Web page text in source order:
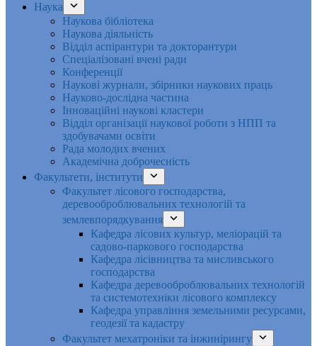
Наука
Наукова бібліотека
Наукова діяльність
Відділ аспірантури та докторантури
Спеціалізовані вчені ради
Конференції
Наукові журнали, збірники наукових праць
Науково-дослідна частина
Інноваційні наукові кластери
Відділ організації наукової роботи з НПП та
здобувачами освіти
Рада молодих вчених
Академічна доброчесність
Факультети, інститути
Факультет лісового господарства,
деревооброблювальних технологій та
землевпорядкування
Кафедра лісових культур, меліорацій та
садово-паркового господарства
Кафедра лісівництва та мисливського
господарства
Кафедра деревооброблювальних технологій
та системотехніки лісового комплексу
Кафедра управління земельними ресурсами,
геодезії та кадастру
Факультет мехатроніки та інжинірингу